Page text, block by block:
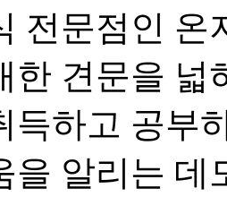
전문점인 온
한 견문을 넓
득하고 공부
을 알리는 데